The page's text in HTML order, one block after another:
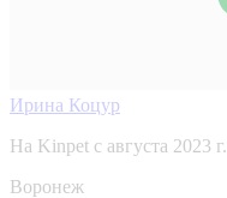
Ирина Коцур
На Kinpet c августа 2023 г.
Воронеж